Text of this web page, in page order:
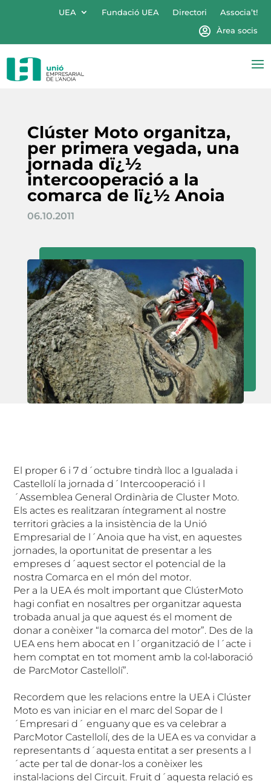
UEA Fundació UEA Directori
Associa’t!
Àrea socis
Clúster Moto organitza,
per primera vegada, una
jornada dï¿½
intercooperació a la
comarca de lï¿½ Anoia
06.10.2011
El proper 6 i 7 d´octubre tindrà lloc a Igualada i
Castellolí la jornada d´Intercooperació i l
´Assemblea General Ordinària de Cluster Moto.
Els actes es realitzaran íntegrament al nostre
territori gràcies a la insistència de la Unió
Empresarial de l´Anoia que ha vist, en aquestes
jornades, la oportunitat de presentar a les
empreses d´aquest sector el potencial de la
nostra Comarca en el món del motor.
Per a la UEA és molt important que ClústerMoto
hagi confiat en nosaltres per organitzar aquesta
trobada anual ja que aquest és el moment de
donar a conèixer “la comarca del motor”. Des de la
UEA ens hem abocat en l´organització de l´acte i
hem comptat en tot moment amb la col•laboració
de ParcMotor Castellolí”.
Recordem que les relacions entre la UEA i Clúster
Moto es van iniciar en el marc del Sopar de l
´Empresari d´ enguany que es va celebrar a
ParcMotor Castellolí, des de la UEA es va convidar a
representants d´aquesta entitat a ser presents a l
´acte per tal de donar-los a conèixer les
instal•lacions del Circuit. Fruit d´aquesta relació es